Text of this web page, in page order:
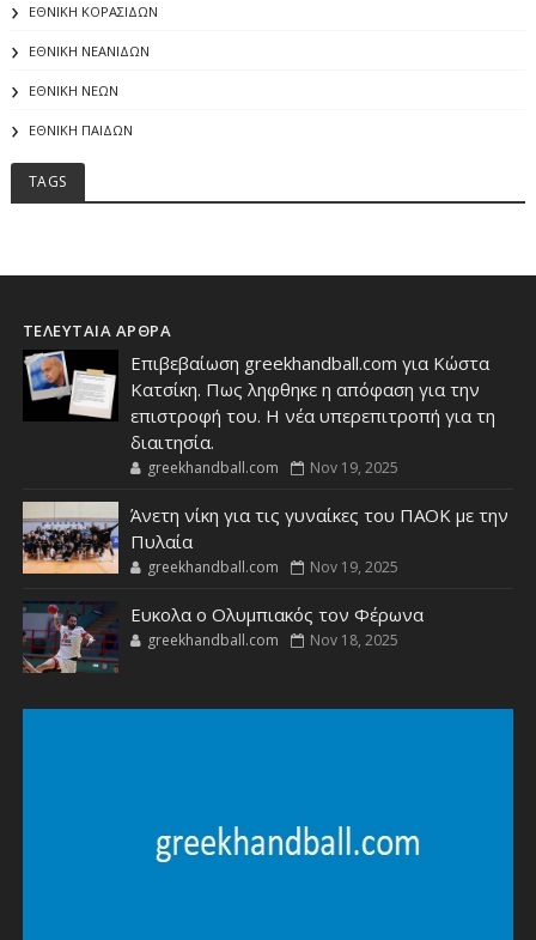
ΕΘΝΙΚΗ ΚΟΡΑΣΙΔΩΝ
ΕΘΝΙΚΗ ΝΕΑΝΙΔΩΝ
ΕΘΝΙΚΗ ΝΕΩΝ
ΕΘΝΙΚΗ ΠΑΙΔΩΝ
TAGS
ΤΕΛΕΥΤΑΙΑ ΑΡΘΡΑ
Επιβεβαίωση greekhandball.com για Κώστα
Κατσίκη. Πως ληφθηκε η απόφαση για την
επιστροφή του. Η νέα υπερεπιτροπή για τη
διαιτησία.
greekhandball.com Nov 19, 2025
Άνετη νίκη για τις γυναίκες του ΠΑΟΚ με την
Πυλαία
greekhandball.com Nov 19, 2025
Ευκολα ο Ολυμπιακός τον Φέρωνα
greekhandball.com Nov 18, 2025